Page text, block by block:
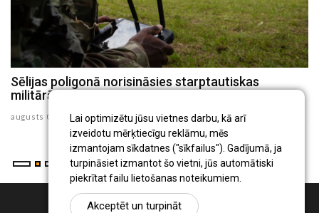
Lai optimizētu jūsu vietnes darbu, kā arī
izveidotu mērķtiecīgu reklāmu, mēs
izmantojam sīkdatnes ("sīkfailus"). Gadījumā, ja
turpināsiet izmantot šo vietni, jūs automātiski
piekrītat failu lietošanas noteikumiem.
Akceptēt un turpināt
Sēlijas poligonā norisināsies starptautiskas
militārās pretdronu aizsardzības mācības
augusts 02 , 2026